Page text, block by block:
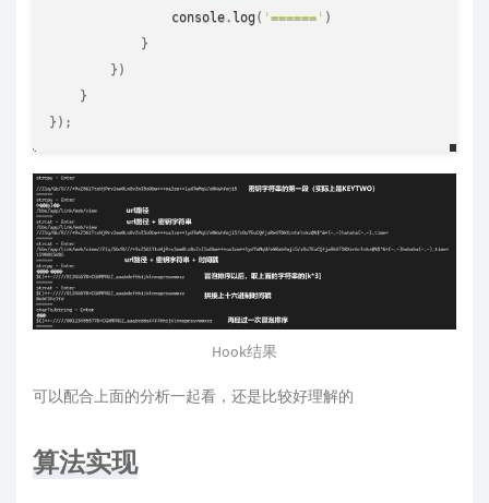
console. log( '======' )
}
} )
}
} ) ;
Hook结果
可以配合上面的分析一起看，还是比较好理解的
算法实现